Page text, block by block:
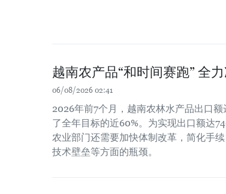
越南农产品“和时间赛跑” 全
06/08/2026 02:41
2026年前7个月，越南农林水产品出口
了全年目标的近60%。为实现出口额达
农业部门还需要加快体制改革，简化手
技术壁垒等方面的瓶颈。